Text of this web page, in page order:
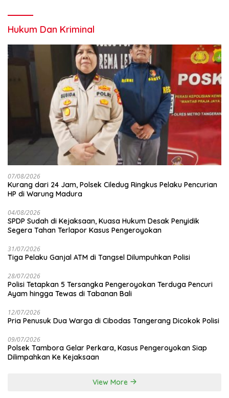
Hukum Dan Kriminal
07/08/2026
Kurang dari 24 Jam, Polsek Ciledug Ringkus Pelaku Pencurian
HP di Warung Madura
04/08/2026
SPDP Sudah di Kejaksaan, Kuasa Hukum Desak Penyidik
Segera Tahan Terlapor Kasus Pengeroyokan
31/07/2026
Tiga Pelaku Ganjal ATM di Tangsel Dilumpuhkan Polisi
28/07/2026
Polisi Tetapkan 5 Tersangka Pengeroyokan Terduga Pencuri
Ayam hingga Tewas di Tabanan Bali
12/07/2026
Pria Penusuk Dua Warga di Cibodas Tangerang Dicokok Polisi
09/07/2026
Polsek Tambora Gelar Perkara, Kasus Pengeroyokan Siap
Dilimpahkan Ke Kejaksaan
View More